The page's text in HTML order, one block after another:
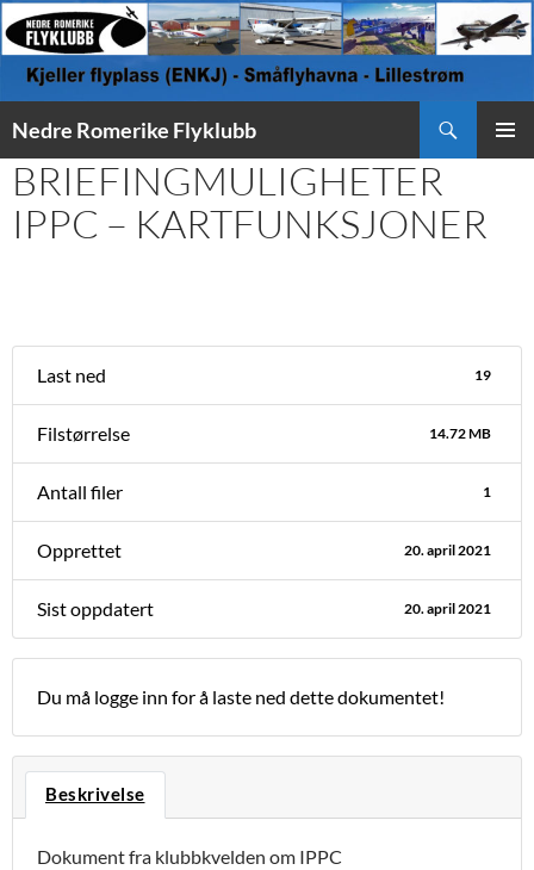
Nedre Romerike Flyklubb
TIL
INNHOLD
BRIEFINGMULIGHETER
IPPC – KARTFUNKSJONER
Last ned 19
Filstørrelse 14.72 MB
Antall filer 1
Opprettet 20. april 2021
Sist oppdatert 20. april 2021
Du må logge inn for å laste ned dette dokumentet!
Beskrivelse
Dokument fra klubbkvelden om IPPC